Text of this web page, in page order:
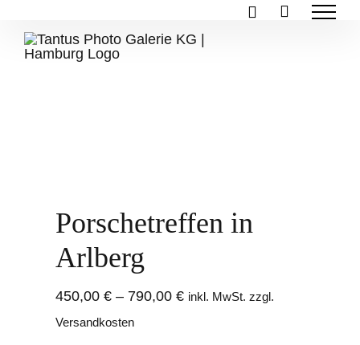
Inhalt
springen
Porschetreffen in
Arlberg
450,00 €– 790,00 € inkl. MwSt. zzgl.
Versandkosten